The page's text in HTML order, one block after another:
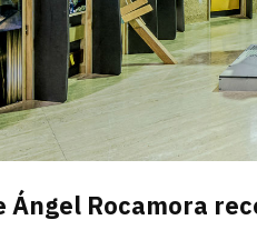
Ángel Rocamora